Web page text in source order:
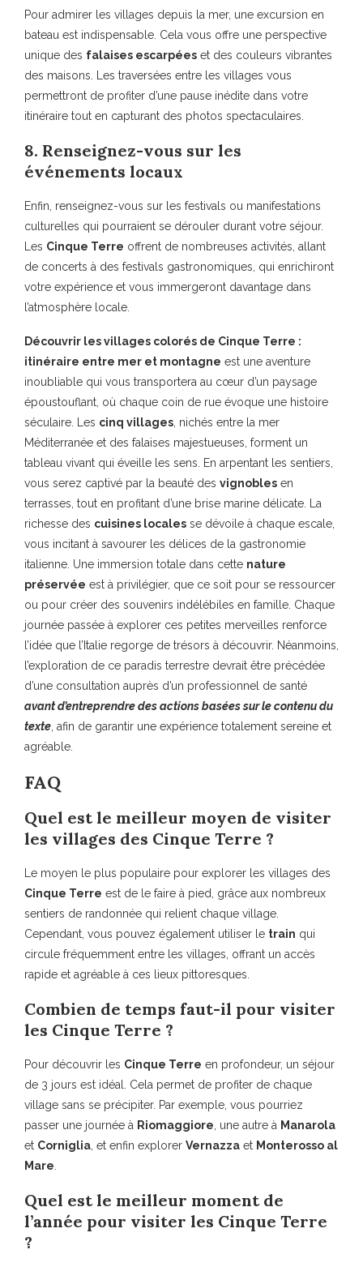
Pour admirer les villages depuis la mer, une excursion en
bateau est indispensable. Cela vous offre une perspective
unique des falaises escarpées et des couleurs vibrantes
des maisons. Les traversées entre les villages vous
permettront de profiter d’une pause inédite dans votre
itinéraire tout en capturant des photos spectaculaires.
8. Renseignez-vous sur les
événements locaux
Enfin, renseignez-vous sur les festivals ou manifestations
culturelles qui pourraient se dérouler durant votre séjour.
Les Cinque Terre offrent de nombreuses activités, allant
de concerts à des festivals gastronomiques, qui enrichiront
votre expérience et vous immergeront davantage dans
l’atmosphère locale.
Découvrir les villages colorés de Cinque Terre :
itinéraire entre mer et montagne est une aventure
inoubliable qui vous transportera au cœur d’un paysage
époustouflant, où chaque coin de rue évoque une histoire
séculaire. Les cinq villages, nichés entre la mer
Méditerranée et des falaises majestueuses, forment un
tableau vivant qui éveille les sens. En arpentant les sentiers,
vous serez captivé par la beauté des vignobles en
terrasses, tout en profitant d’une brise marine délicate. La
richesse des cuisines locales se dévoile à chaque escale,
vous incitant à savourer les délices de la gastronomie
italienne. Une immersion totale dans cette nature
préservée est à privilégier, que ce soit pour se ressourcer
ou pour créer des souvenirs indélébiles en famille. Chaque
journée passée à explorer ces petites merveilles renforce
l’idée que l’Italie regorge de trésors à découvrir. Néanmoins,
l’exploration de ce paradis terrestre devrait être précédée
d’une consultation auprès d’un professionnel de santé
avant d’entreprendre des actions basées sur le contenu du
texte, afin de garantir une expérience totalement sereine et
agréable.
FAQ
Quel est le meilleur moyen de visiter
les villages des Cinque Terre ?
Le moyen le plus populaire pour explorer les villages des
Cinque Terre est de le faire à pied, grâce aux nombreux
sentiers de randonnée qui relient chaque village.
Cependant, vous pouvez également utiliser le train qui
circule fréquemment entre les villages, offrant un accès
rapide et agréable à ces lieux pittoresques.
Combien de temps faut-il pour visiter
les Cinque Terre ?
Pour découvrir les Cinque Terre en profondeur, un séjour
de 3 jours est idéal. Cela permet de profiter de chaque
village sans se précipiter. Par exemple, vous pourriez
passer une journée à Riomaggiore, une autre à Manarola
et Corniglia, et enfin explorer Vernazza et Monterosso al
Mare.
Quel est le meilleur moment de
l’année pour visiter les Cinque Terre
?